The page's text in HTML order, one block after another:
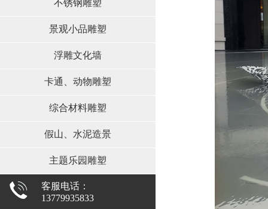
不锈钢雕塑
景观小品雕塑
浮雕文化墙
卡通、动物雕塑
综合材料雕塑
假山、水泥造景
主题乐园雕塑
客服电话：
13779935833